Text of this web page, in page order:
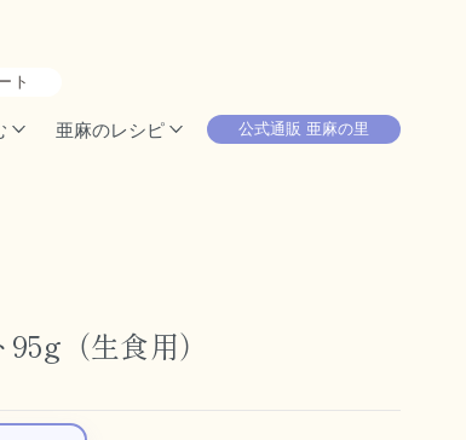
ト
亜麻のレシピ 公式通販 亜麻の里
（生食用）